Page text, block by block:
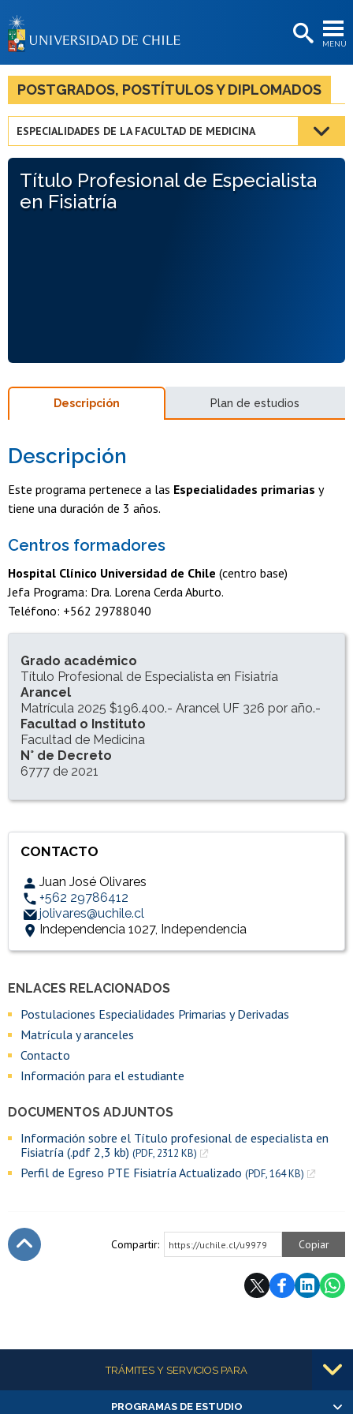
MENÚ
BIBLIOTECAS
LA UNIVERSIDAD
Estudiantes
Académicas/os
POSTGRADOS, POSTÍTULOS Y DIPLOMADOS
ESPECIALIDADES DE LA FACULTAD DE MEDICINA
Título Profesional de Especialista
en Fisiatría
Descripción Plan de estudios
Descripción
Este programa pertenece a las Especialidades primarias y
tiene una duración de 3 años.
Centros formadores
Hospital Clínico Universidad de Chile (centro base)
Jefa Programa: Dra. Lorena Cerda Aburto.
Teléfono: +562 29788040
Accesos directos
INFORMACIÓN DEL PROGRAMA
Grado académico
Título Profesional de Especialista en Fisiatría
Arancel
Matrícula 2025 $196.400.- Arancel UF 326 por año.-
Facultad o Instituto
Facultad de Medicina
N° de Decreto
6777 de 2021
Enlaces y documentos de interés
ENLACES RELACIONADOS
Postulaciones Especialidades Primarias y Derivadas
Matrícula y aranceles
Contacto
Información para el estudiante
DOCUMENTOS ADJUNTOS
Información sobre el Título profesional de especialista en
Fisiatría (.pdf 2,3 kb) (PDF, 2312 KB)
Perfil de Egreso PTE Fisiatría Actualizado (PDF, 164 KB)
CONTACTO
Juan José Olivares
+562 29786412
jolivares@uchile.cl
Independencia 1027, Independencia
Compartir: https://uchile.cl/u9979 Copiar
Más informaciónTRÁMITES Y SERVICIOS PARA
PROGRAMAS DE ESTUDIO